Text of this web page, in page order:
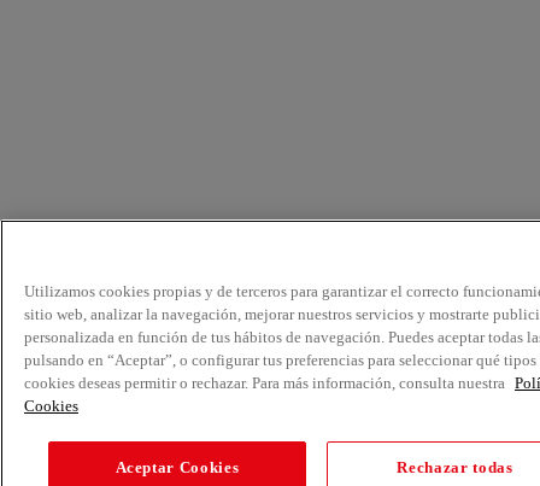
Utilizamos cookies propias y de terceros para garantizar el correcto
sitio web, analizar la navegación, mejorar nuestros servicios y mostrarte
personalizada en función de tus hábitos de navegación. Puedes aceptar todas
pulsando en “Aceptar”, o configurar tus preferencias para seleccionar qué tipos
cookies deseas permitir o rechazar. Para más información, consulta nuestra
Cookies
Aceptar Cookies Rechazar todas